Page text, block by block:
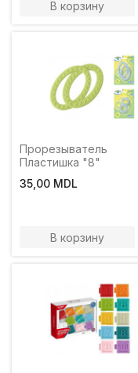
В корзину
Прорезыватель
Пластишка "8"
35,00 MDL
В корзину